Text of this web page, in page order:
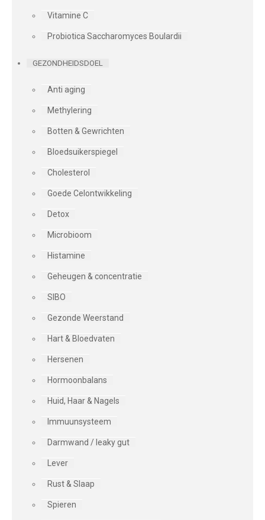
Vitamine C
Probiotica Saccharomyces Boulardii
GEZONDHEIDSDOEL
Anti aging
Methylering
Botten & Gewrichten
Bloedsuikerspiegel
Cholesterol
Goede Celontwikkeling
Detox
Microbioom
Histamine
Geheugen & concentratie
SIBO
Gezonde Weerstand
Hart & Bloedvaten
Hersenen
Hormoonbalans
Huid, Haar & Nagels
Immuunsysteem
Darmwand / leaky gut
Lever
Rust & Slaap
Spieren